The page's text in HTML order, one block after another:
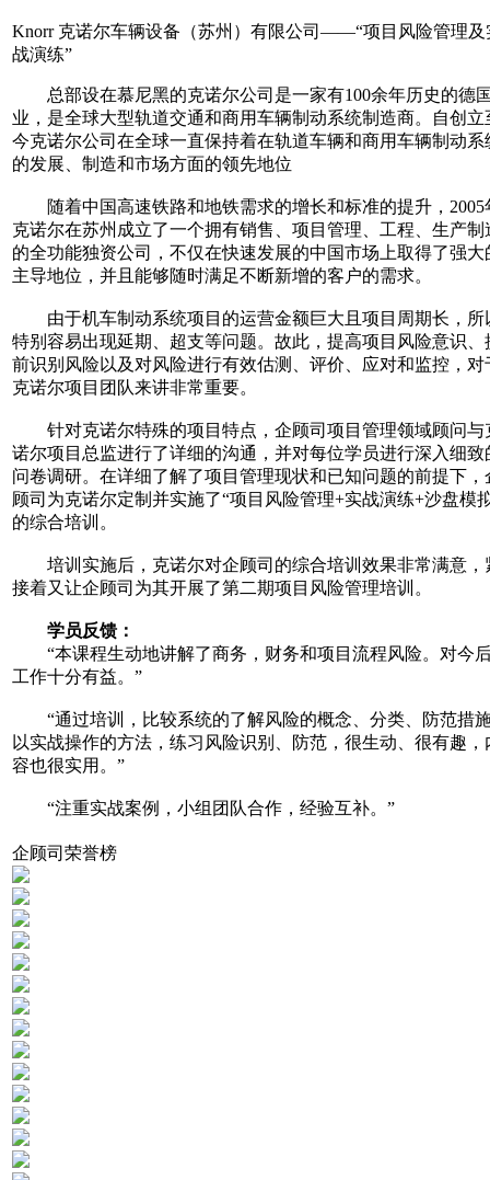
Knorr 克诺尔车辆设备（苏州）有限公司——“项目风险管理及
战演练”
总部设在慕尼黑的克诺尔公司是一家有100余年历史的德
业，是全球大型轨道交通和商用车辆制动系统制造商。自创立
今克诺尔公司在全球一直保持着在轨道车辆和商用车辆制动系
的发展、制造和市场方面的领先地位
随着中国高速铁路和地铁需求的增长和标准的提升，2005
克诺尔在苏州成立了一个拥有销售、项目管理、工程、生产制
的全功能独资公司，不仅在快速发展的中国市场上取得了强大
主导地位，并且能够随时满足不断新增的客户的需求。
由于机车制动系统项目的运营金额巨大且项目周期长，所
特别容易出现延期、超支等问题。故此，提高项目风险意识、
前识别风险以及对风险进行有效估测、评价、应对和监控，对
克诺尔项目团队来讲非常重要。
针对克诺尔特殊的项目特点，企顾司项目管理领域顾问与
诺尔项目总监进行了详细的沟通，并对每位学员进行深入细致
问卷调研。在详细了解了项目管理现状和已知问题的前提下，
顾司为克诺尔定制并实施了“项目风险管理+实战演练+沙盘模
的综合培训。
培训实施后，克诺尔对企顾司的综合培训效果非常满意，
接着又让企顾司为其开展了第二期项目风险管理培训。
学员反馈：
“本课程生动地讲解了商务，财务和项目流程风险。对今
工作十分有益。”
“通过培训，比较系统的了解风险的概念、分类、防范措
以实战操作的方法，练习风险识别、防范，很生动、很有趣，
容也很实用。”
“注重实战案例，小组团队合作，经验互补。”
企顾司荣誉榜